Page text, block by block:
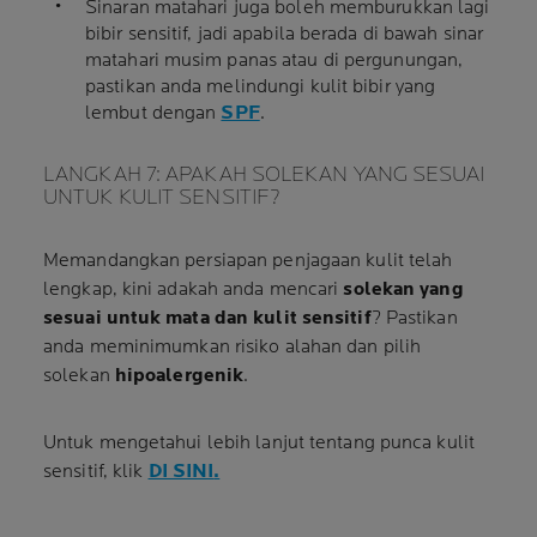
Sinaran matahari juga boleh memburukkan lagi
bibir sensitif, jadi apabila berada di bawah sinar
matahari musim panas atau di pergunungan,
pastikan anda melindungi kulit bibir yang
lembut dengan SPF.
LANGKAH 7: APAKAH SOLEKAN YANG SESUAI
UNTUK KULIT SENSITIF?
Memandangkan persiapan penjagaan kulit telah
lengkap, kini adakah anda mencari solekan yang
sesuai untuk mata dan kulit sensitif? Pastikan
anda meminimumkan risiko alahan dan pilih
solekan hipoalergenik.
Untuk mengetahui lebih lanjut tentang punca kulit
sensitif, klik DI SINI.